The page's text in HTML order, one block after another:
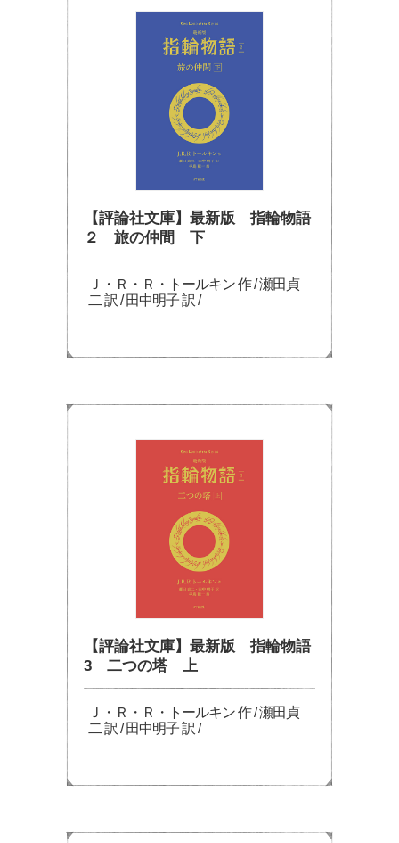
【評論社文庫】最新版 指輪物語
２ 旅の仲間 下
Ｊ・Ｒ・Ｒ・トールキン 作 / 瀬田貞
二 訳 / 田中明子 訳 /
【評論社文庫】最新版 指輪物語
3 二つの塔 上
Ｊ・Ｒ・Ｒ・トールキン 作 / 瀬田貞
二 訳 / 田中明子 訳 /